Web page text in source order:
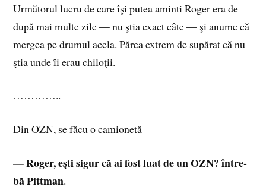
Ur­mă­to­rul lu­cru de care îşi pu­tea aminti Ro­ger era de
după mai mul­te zile — nu ştia exact câte — şi anu­me că
mer­gea pe dru­mul ace­la. Pă­rea ex­trem de su­pă­rat că nu
ştia unde îi erau chi­lo­ţii.
…………..
Din OZN, se făcu o camionetă
— Ro­ger, eşti si­gur că ai fost luat de un OZN? în­tre­
bă Pit­tman.